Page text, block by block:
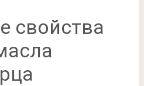
свойства